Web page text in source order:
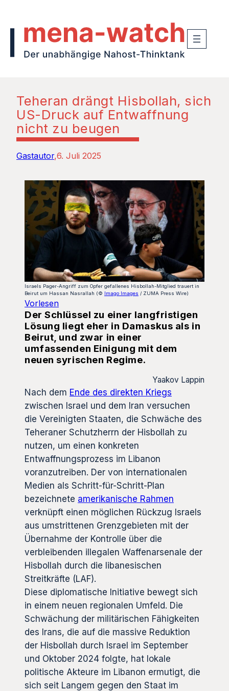
Teheran drängt Hisbollah, sich
US-Druck auf Entwaffnung
nicht zu beugen
Gastautor 6. Juli 2025
Israels Pager-Angriff zum Opfer gefallenes Hisbollah-Mitglied trauert in
Beirut um Hassan Nasrallah (© Imago Images / ZUMA Press Wire)
Vorlesen
Der Schlüssel zu einer langfristigen
Lösung liegt eher in Damaskus als in
Beirut, und zwar in einer
umfassenden Einigung mit dem
neuen syrischen Regime.
Yaakov Lappin
Nach dem Ende des direkten Kriegs
zwischen Israel und dem Iran versuchen
die Vereinigten Staaten, die Schwäche des
Teheraner Schutzherrn der Hisbollah zu
nutzen, um einen konkreten
Entwaffnungsprozess im Libanon
voranzutreiben. Der von internationalen
Medien als Schritt-für-Schritt-Plan
bezeichnete amerikanische Rahmen
verknüpft einen möglichen Rückzug Israels
aus umstrittenen Grenzgebieten mit der
Übernahme der Kontrolle über die
verbleibenden illegalen Waffenarsenale der
Hisbollah durch die libanesischen
Streitkräfte (LAF).
Diese diplomatische Initiative bewegt sich
in einem neuen regionalen Umfeld. Die
Schwächung der militärischen Fähigkeiten
des Irans, die auf die massive Reduktion
der Hisbollah durch Israel im September
und Oktober 2024 folgte, hat lokale
politische Akteure im Libanon ermutigt, die
sich seit Langem gegen den Staat im